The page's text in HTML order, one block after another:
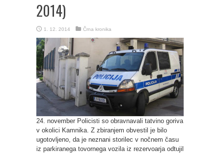
2014)
1. 12. 2014 Črna kronika
24. november Policisti so obravnavali tatvino goriva
v okolici Kamnika. Z zbiranjem obvestil je bilo
ugotovljeno, da je neznani storilec v nočnem času
iz parkiranega tovornega vozila iz rezervoarja odtujil